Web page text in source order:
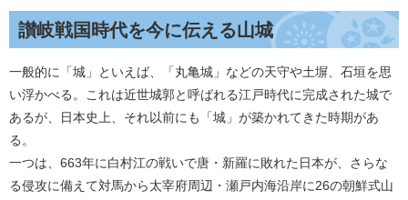
讃岐戦国時代を今に伝える山城
一般的に「城」といえば、「丸亀城」などの天守や土塀、石垣を思
い浮かべる。これは近世城郭と呼ばれる江戸時代に完成された城で
あるが、日本史上、それ以前にも「城」が築かれてきた時期があ
る。
一つは、663年に白村江の戦いで唐・新羅に敗れた日本が、さらな
る侵攻に備えて対馬から太宰府周辺・瀬戸内海沿岸に26の朝鮮式山